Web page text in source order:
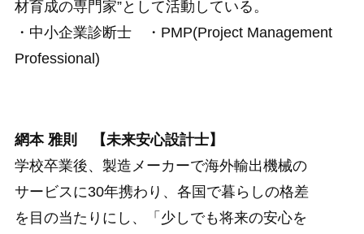
材育成の専門家”として活動している。
・中小企業診断士 ・PMP(Project Management
Professional)
網本 雅則 【未来安心設計士】
学校卒業後、製造メーカーで海外輸出機械の
サービスに30年携わり、各国で暮らしの格差
を目の当たりにし、「少しでも将来の安心を